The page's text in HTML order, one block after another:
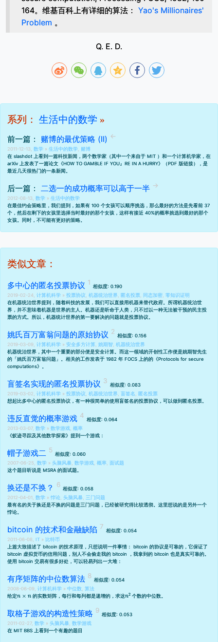
164。维基百科上有详细的算法： Yao's Millionaires'
Problem 。
Q. E. D.
系列： 生活中的数学 »
前一篇： 赌博的最优策略 (II)
2011-12-13, 数学 » 生活中的数学
赌博
在 slashdot 上看到一篇科技新闻 ，两个数学家（其中一个来自于 MIT ）和一个计算机学家，在
arXiv 上发表了一篇论文《HOW TO GAMBLE IF YOU』RE IN A HURRY》（PDF 版链接），是
最近几天很热门的一条新闻。
后一篇： 二选一的成功概率可以高于一半
2012-08-13, 数学 » 生活中的数学
在最佳约会策略里，我们提到，如果有 100 个女孩可以顺序挑选，那么最好的方法是先看前 37
个，然后在剩下的女孩里选择当时最好的那个女孩，这样有接近 40%的概率挑选到最好的那个
女孩。同时， 不可能有更好的策略
类似文章：
多中心的匿名投票协议
相似度: 0.190
2019-02-24, 计算机科学 » 投票协议 机器统治世界 匿名投票 同态加密 零知识证明
在机器统治世界提到，随着科技的发展，我们可以直接用机器来替代政府。所谓机器统治世
界，并不意味着机器是世界的主人。机器还是听命于人类，只不过以一种无法被干预的民主投
票的方式。所以，机器统计世界的第一要解决的问题就是投票协议。
姚氏百万富翁问题的原始协议
相似度: 0.156
2019-03-09, 计算机科学 » 安全多方计算 姚期智 机器统治世界
机器统治世界，其中一个重要的部分便是安全计算。而这一领域的开创性工作便是姚期智先生
的「姚氏百万富翁问题」。相关的工作发表于 1982 年 FOCS 上的的 《Protocols for secure
computations》
盲签名实现的匿名投票协议
相似度: 0.083
2019-03-02, 计算机科学 » 投票协议 机器统治世界 盲签名
匿名投票
想起比多中心的匿名投票协议 ，有一种很简单的使用盲签名的投票协议，可以做到匿名投票。
违反直觉的概率游戏
相似度: 0.064
2013-03-07, 数学 » 数学游戏 概率
《蚁迹寻踪及其他数学探索》提到一个游戏：
帽子游戏二
相似度: 0.060
2007-06-25, 数学 » 头脑风暴 数学游戏 概率 面试题
这个题目听说是 MSRA 的面试题。
换还是不换？
相似度: 0.058
2012-04-01, 数学 » 悖论 头脑风暴
三门问题
最有名的关于换还是不换的问题是三门问题 ，已经被研究得比较透彻 。这里想说的是另外一个
悖论。
bitcoin 的技术和金融缺陷
相似度: 0.054
2011-06-08, IT » 比特币
上篇大致描述了 bitcoin 的技术原理 ，只想说明一件事情： bitcoin 的协议是可靠的，它保证了
bitcoin 虚拟货币的信用问题，别人不会偷走我的 bitcoin ，我拿到的 bitcoin 也是真实可靠的。
使用 bitcoin 交易有很多好处，可以轻易列出一大堆：
有序矩阵的中位数算法
相似度: 0.054
2008-06-09, 计算机科学 » 中位数 算法
给定n ×n 的实数矩阵，每行和每列都是递增的，求这 2个数的中位数。
取格子游戏的构造性策略
相似度: 0.053
2011-02-27, 数学 » 头脑风暴 数学游戏
在 MIT BBS 上看到一个有趣的题目